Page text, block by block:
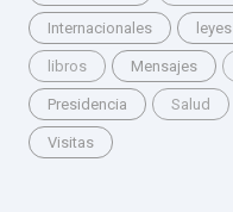
Internacionales leyes
libros Mensajes
Presidencia Salud
Visitas